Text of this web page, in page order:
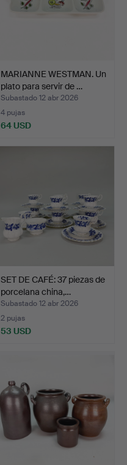
MARIANNE WESTMAN. Un
plato para servir de …
Subastado 12 abr 2026
4 pujas
64 USD
SET DE CAFÉ: 37 piezas de
porcelana china,…
Subastado 12 abr 2026
2 pujas
53 USD